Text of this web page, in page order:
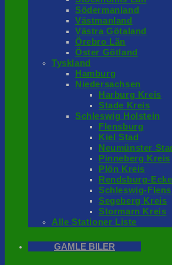
Södermanland
Västmanland
Västra Götaland
Örebro Län
Öster Götland
Tyskland
Hamburg
Niedersachsen
Harburg Kreis
Stade Kreis
Schleswig Holstein
Flensburg
Kiel Stad
Neumünster
Pinneberg Kreis
Plön Kreis
Rendsburg-
Schleswig-
Segeberg Kreis
Stormarn Kreis
Alle Stationer Liste
GAMLE BILER